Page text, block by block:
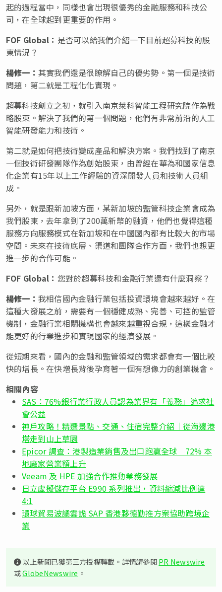
起的過程當中，同樣也會出現很優秀的金融服務和科技公
司，在全球起到更重要的作用。
FOF Global： 是否可以給我們介紹一下目前超募科技的股
東情況？
楊修一： 其實我們還是很瞭解自己的優劣勢。第一個是技術
問題，第二就是工程化化實現。
超募科技創立之初，就引入南京萊科智能工程研究院作為戰
略股東。解決了我們的第一個問題，他們有非常前沿的人工
智能研發能力和技術。
第二就是如何把技術變成產品和解決方案。我們找到了南京
一個技術研發團隊作為創始股東，由曾經在華為和國家信息
化企業有15年以上工作經驗的資深開發人員和技術人員組
成。
另外，就是跟新加坡方面，某新加坡的監管科技企業會成為
我們股東，去年拿到了200萬新幣的融資，他們也覺得這種
服務方向服務模式在新加坡和在中國國內都有比較大的市場
空間。未來在技術底層、渠道和團隊合作方面，我們也想更
進一步的合作可能。
FOF Global： 您對於超募科技和金融行業還有什麼洞察？
楊修一： 我相信國內金融行業包括投資環境會越來越好。在
這種大發展之前，需要有一個穩健成熟、完善、可控的監管
機制，金融行業相關機構也會越來越重視合規，這樣金融才
能更好的行業進步和實現國家的經濟發展。
從短期來看，國內的金融和監管領域的需求都會有一個比較
快的增長。在快增長背後孕育著一個有想像力的創業機會。
相關內容
SAS：76%銀行業行政人員認為業界有「義務」追求社
會公益
神戶攻略！精選景點、交通、住宿完整介紹｜從海邊港
塔走到山上草園
Epicor 調查：港製造業銷售及出口跑贏全球 72% 本
地廠家營業額上升
Veeam 及 HPE 加強合作推動業務發展
日立虛擬儲存平台 E990 系列推出，資料縮減比例達
4:1
環球貿易波譎雲詭 SAP 香港夥德勤推方案協助跨境企
業
以上新聞已獲第三方授權轉載。詳情請參閱PR Newswire
或GlobeNewswire 。